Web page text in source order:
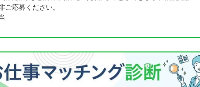
ご応募ください。